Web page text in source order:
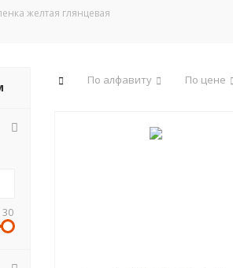
желтая глянцевая
По алфавиту По цене
30